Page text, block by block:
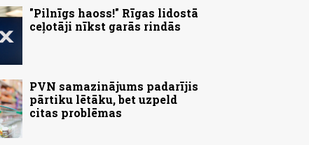
"Pilnīgs haoss!" Rīgas lidostā
ceļotāji nīkst garās rindās
PVN samazinājums padarījis
pārtiku lētāku, bet uzpeld
citas problēmas